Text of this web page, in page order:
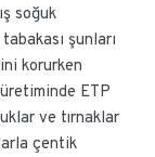
soğuk
şunları
korurken
ETP
ve tırnaklar
çentik